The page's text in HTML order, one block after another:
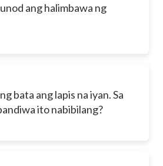
ang halimbawa ng
bata ang lapis na iyan. Sa
ito nabibilang?